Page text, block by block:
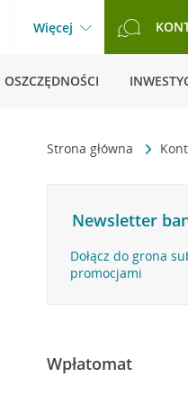
Więcej
OSZCZĘDNOŚCI
Strona główna
Newsletter
Dołącz do grona
promocjami
Wpłatomat